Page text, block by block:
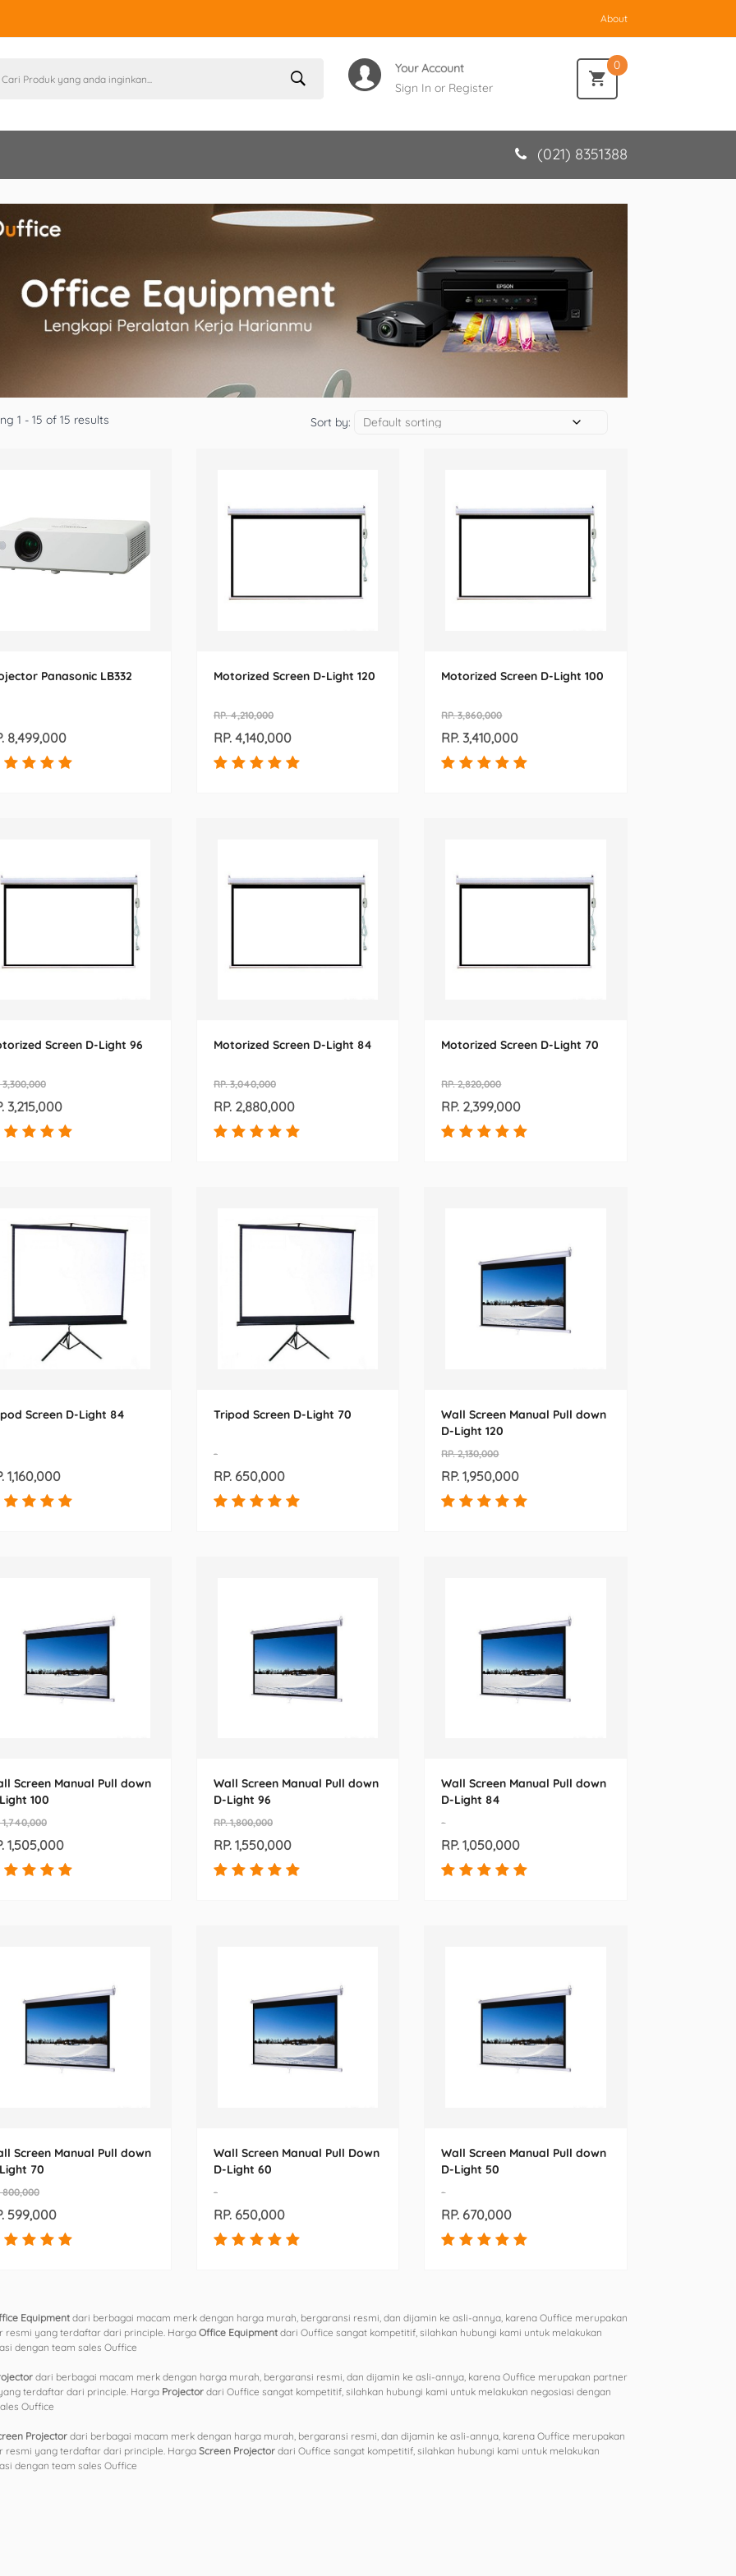
About
Your Account
Sign In or Register
0
(021) 8351388
1 - 15 of 15 results Sort by:
Panasonic LB332
8,499,000
Motorized Screen D-Light 120
RP. 4,210,000
RP. 4,140,000
Motorized Screen D-Light 100
RP. 3,860,000
RP. 3,410,000
Screen D-Light 96
3,300,000
3,215,000
Motorized Screen D-Light 84
RP. 3,040,000
RP. 2,880,000
Motorized Screen D-Light 70
RP. 2,820,000
RP. 2,399,000
Screen D-Light 84
1,160,000
Tripod Screen D-Light 70
-
RP. 650,000
Wall Screen Manual Pull down
D-Light 120
RP. 2,130,000
RP. 1,950,000
Screen Manual Pull down
100
1,740,000
1,505,000
Wall Screen Manual Pull down
D-Light 96
RP. 1,800,000
RP. 1,550,000
Wall Screen Manual Pull down
D-Light 84
-
RP. 1,050,000
Screen Manual Pull down
70
800,000
599,000
Wall Screen Manual Pull Down
D-Light 60
-
RP. 650,000
Wall Screen Manual Pull down
D-Light 50
-
RP. 670,000
Equipmentdari berbagai macam merk dengan harga murah, bergaransi resmi, dan dijamin ke asli-annya, karena Ouffice merupakan
resmi yang terdaftar dari principle. Harga Office Equipment dari Ouffice sangat kompetitif, silahkan hubungi kami untuk melakukan
dengan team sales Ouffice
dari berbagai macam merk dengan harga murah, bergaransi resmi, dan dijamin ke asli-annya, karena Ouffice merupakan partner
terdaftar dari principle. Harga Projector dari Ouffice sangat kompetitif, silahkan hubungi kami untuk melakukan negosiasi dengan
Ouffice
Projector dari berbagai macam merk dengan harga murah, bergaransi resmi, dan dijamin ke asli-annya, karena Ouffice merupakan
resmi yang terdaftar dari principle. Harga Screen Projector dari Ouffice sangat kompetitif, silahkan hubungi kami untuk melakukan
dengan team sales Ouffice